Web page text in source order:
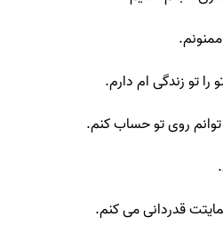
تو زندگی ام دارم.
روی تو حساب کنم.
قدردانی می کنم.